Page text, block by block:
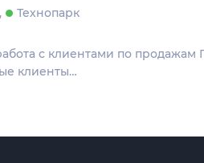
Технопарк
с клиентами по
клиенты…